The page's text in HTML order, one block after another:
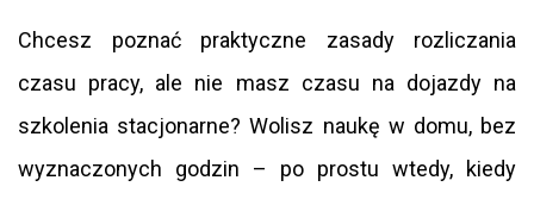
Chcesz poznać praktyczne zasady rozliczania
czasu pracy, ale nie masz czasu na dojazdy na
szkolenia stacjonarne? Wolisz naukę w domu, bez
wyznaczonych godzin – po prostu wtedy, kiedy